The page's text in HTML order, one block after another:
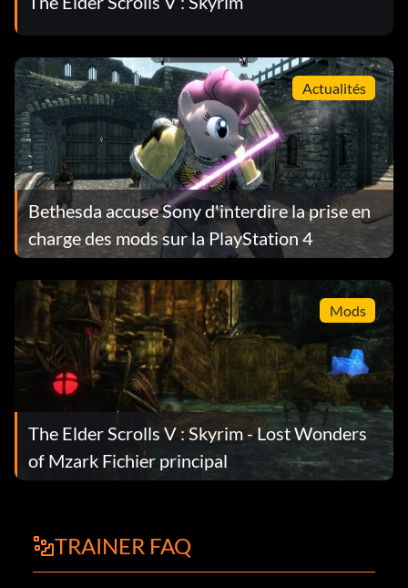
Actualités
Bethesda accuse Sony d'interdire la prise en
charge des mods sur la PlayStation 4
Mods
The Elder Scrolls V : Skyrim - Lost Wonders
of Mzark Fichier principal
TRAINER FAQ